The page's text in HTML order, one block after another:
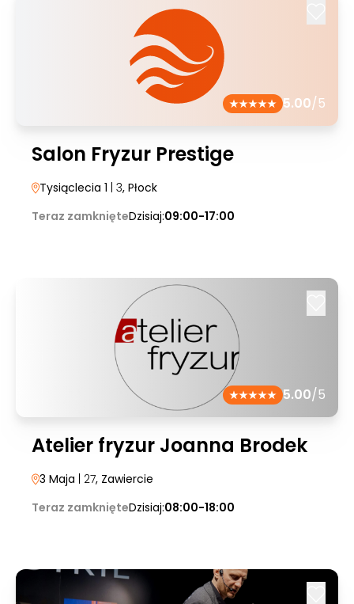
5.00/5
Salon Fryzur Prestige
Tysiąclecia 1 | 3, Płock
Teraz zamknięteDzisiaj:09:00-17:00
5.00/5
Atelier fryzur Joanna Brodek
3 Maja | 27, Zawiercie
Teraz zamknięteDzisiaj:08:00-18:00